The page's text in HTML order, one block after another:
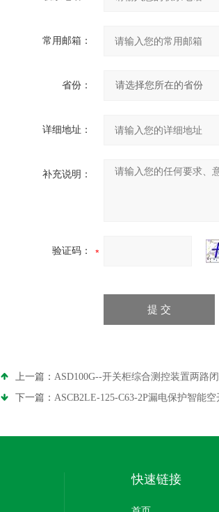
常用邮箱：
省份：
详细地址：
补充说明：
验证码：
上一篇： ASD100G--开关柜综合测控装置两路
下一篇： ASCB2LE-125-C63-2P漏电保护智能
快速链接